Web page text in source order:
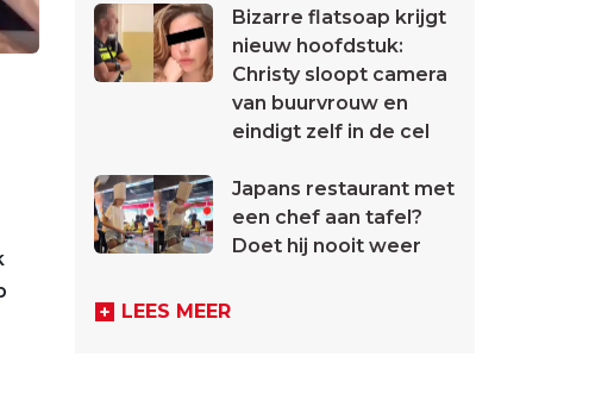
Bizarre flatsoap krijgt
nieuw hoofdstuk:
Christy sloopt camera
van buurvrouw en
eindigt zelf in de cel
Japans restaurant met
een chef aan tafel?
Doet hij nooit weer
LEES MEER